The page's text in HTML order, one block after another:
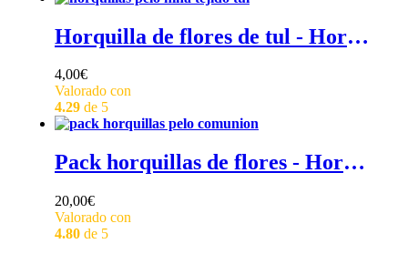
Horquilla de flores de tul - Horquillas de flores de tul para el pelo de niña
4,00€
Valorado con
4.29de 5
Pack horquillas de flores - Horquillas de pelo de ceremonia para niña
20,00€
Valorado con
4.80de 5